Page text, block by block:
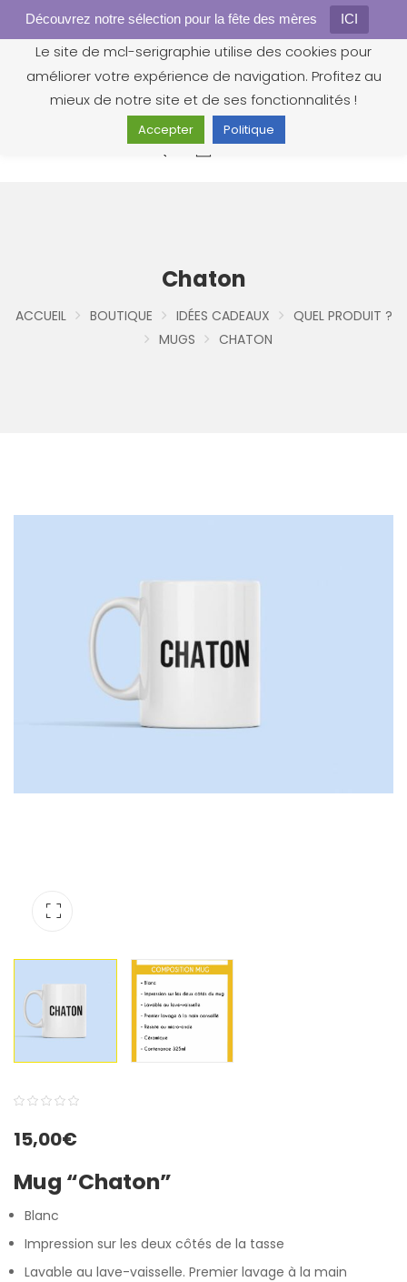
Découvrez notre sélection pour la fête des mères ICI
0
Chaton
ACCUEIL BOUTIQUE IDÉES CADEAUX
QUEL PRODUIT ?
MUGS
CHATON
out
based
on
ratings
15,00€
Mug “Chaton”
Blanc
Impression sur les deux côtés de la tasse
Lavable au lave-vaisselle. Premier lavage à la main
Gestion des cookies
Le site de mcl-serigraphie utilise des cookies pour
améliorer votre expérience de navigation. Profitez au
mieux de notre site et de ses fonctionnalités !
Accepter Politique